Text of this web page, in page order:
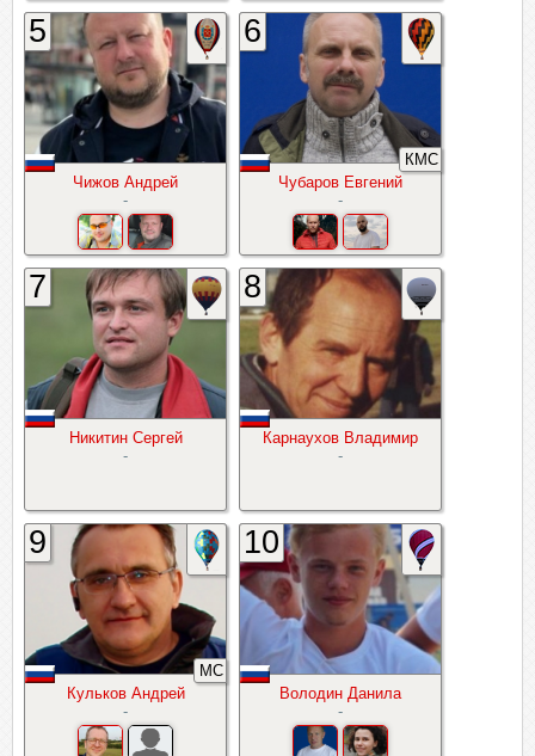
Чижов Андрей
-
5
Чубаров Евгений
-
КМС
6
Никитин Сергей
-
7
Карнаухов Владимир
-
8
Кульков Андрей
-
МС
9
Володин Данила
-
10